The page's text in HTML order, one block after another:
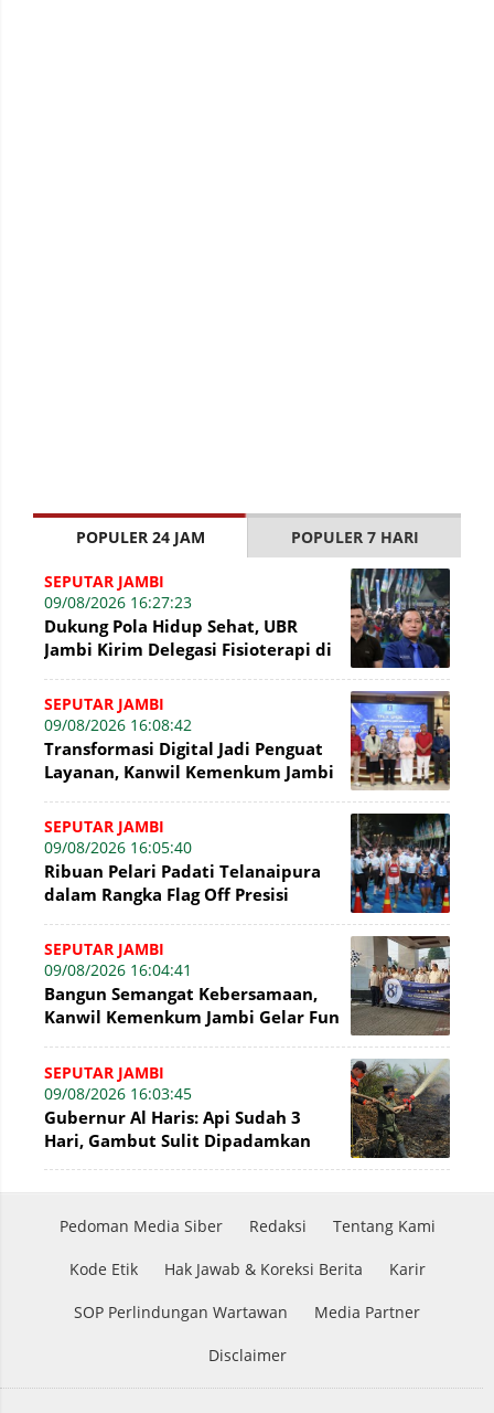
POPULER 24 JAM POPULER 7 HARI
SEPUTAR JAMBI
09/08/2026 16:27:23
Dukung Pola Hidup Sehat, UBR
Jambi Kirim Delegasi Fisioterapi di
SEPUTAR JAMBI
09/08/2026 16:08:42
Transformasi Digital Jadi Penguat
Layanan, Kanwil Kemenkum Jambi
SEPUTAR JAMBI
09/08/2026 16:05:40
Ribuan Pelari Padati Telanaipura
dalam Rangka Flag Off Presisi
SEPUTAR JAMBI
09/08/2026 16:04:41
Bangun Semangat Kebersamaan,
Kanwil Kemenkum Jambi Gelar Fun
SEPUTAR JAMBI
09/08/2026 16:03:45
Gubernur Al Haris: Api Sudah 3
Hari, Gambut Sulit Dipadamkan
Pedoman Media Siber Redaksi Tentang Kami
Kode Etik Hak Jawab & Koreksi Berita Karir
SOP Perlindungan Wartawan Media Partner
Disclaimer